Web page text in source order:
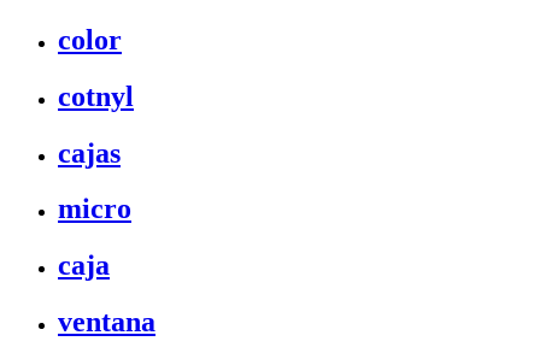
color
cotnyl
cajas
micro
caja
ventana